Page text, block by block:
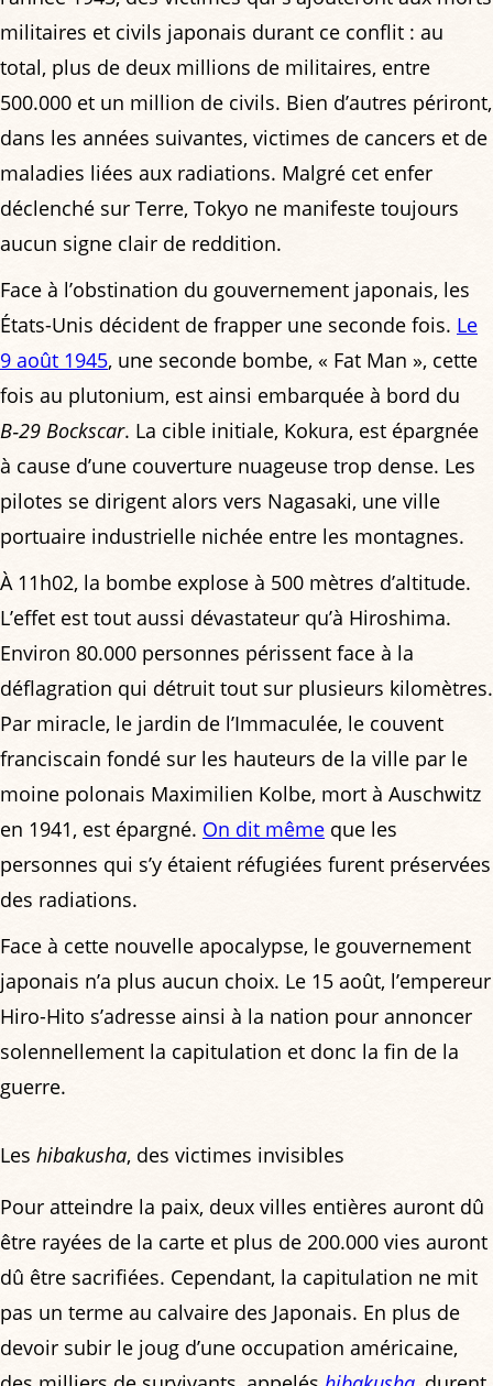
militaires et civils japonais durant ce conflit : au
total, plus de deux millions de militaires, entre
500.000 et un million de civils. Bien d’autres périront,
dans les années suivantes, victimes de cancers et de
maladies liées aux radiations. Malgré cet enfer
déclenché sur Terre, Tokyo ne manifeste toujours
aucun signe clair de reddition.
Face à l’obstination du gouvernement japonais, les
États-Unis décident de frapper une seconde fois. Le
9 août 1945, une seconde bombe, « Fat Man », cette
fois au plutonium, est ainsi embarquée à bord du
B‑29 Bockscar. La cible initiale, Kokura, est épargnée
à cause d’une couverture nuageuse trop dense. Les
pilotes se dirigent alors vers Nagasaki, une ville
portuaire industrielle nichée entre les montagnes.
À 11h02, la bombe explose à 500 mètres d’altitude.
L’effet est tout aussi dévastateur qu’à Hiroshima.
Environ 80.000 personnes périssent face à la
déflagration qui détruit tout sur plusieurs kilomètres.
Par miracle, le jardin de l’Immaculée, le couvent
franciscain fondé sur les hauteurs de la ville par le
moine polonais Maximilien Kolbe, mort à Auschwitz
en 1941, est épargné. On dit même que les
personnes qui s’y étaient réfugiées furent préservées
des radiations.
Face à cette nouvelle apocalypse, le gouvernement
japonais n’a plus aucun choix. Le 15 août, l’empereur
Hiro-Hito s’adresse ainsi à la nation pour annoncer
solennellement la capitulation et donc la fin de la
guerre.
Les hibakusha, des victimes invisibles
Pour atteindre la paix, deux villes entières auront dû
être rayées de la carte et plus de 200.000 vies auront
dû être sacrifiées. Cependant, la capitulation ne mit
pas un terme au calvaire des Japonais. En plus de
devoir subir le joug d’une occupation américaine,